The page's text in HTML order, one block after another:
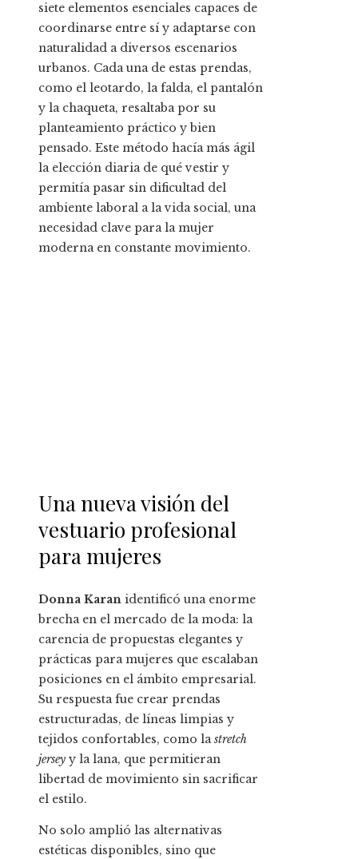
siete elementos esenciales capaces de
coordinarse entre sí y adaptarse con
naturalidad a diversos escenarios
urbanos. Cada una de estas prendas,
como el leotardo, la falda, el pantalón
y la chaqueta, resaltaba por su
planteamiento práctico y bien
pensado. Este método hacía más ágil
la elección diaria de qué vestir y
permitía pasar sin dificultad del
ambiente laboral a la vida social, una
necesidad clave para la mujer
moderna en constante movimiento.
Una nueva visión del
vestuario profesional
para mujeres
Donna Karan identificó una enorme
brecha en el mercado de la moda: la
carencia de propuestas elegantes y
prácticas para mujeres que escalaban
posiciones en el ámbito empresarial.
Su respuesta fue crear prendas
estructuradas, de líneas limpias y
tejidos confortables, como lastretch
jersey y la lana, que permitieran
libertad de movimiento sin sacrificar
el estilo.
No solo amplió las alternativas
estéticas disponibles, sino que